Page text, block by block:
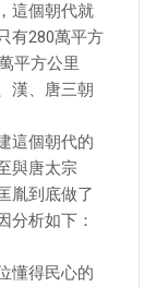
這個朝代就
有280萬平方
平方公里
漢、唐三朝
這個朝代的
與唐太宗
胤到底做了
分析如下：
懂得民心的